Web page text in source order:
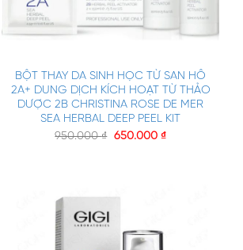
BỘT THAY DA SINH HỌC TỪ SAN HÔ
2A+ DUNG DỊCH KÍCH HOẠT TỪ THẢO
DƯỢC 2B CHRISTINA ROSE DE MER
SEA HERBAL DEEP PEEL KIT
950.000₫ 650.000 ₫